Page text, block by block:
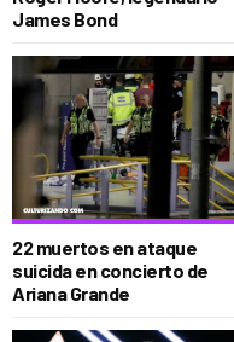
James Bond
22 muertos en ataque
suicida en concierto de
Ariana Grande